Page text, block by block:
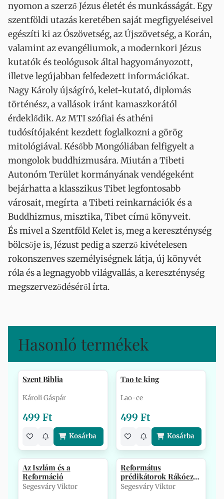
nyomon a szerző Jézus életét és munkásságát. Egy
szentföldi utazás keretében saját megfigyeléseivel
egészíti ki az Ószövetség, az Újszövetség, a Korán,
valamint az evangéliumok, a modernkori Jézus
kutatók és teológusok által hagyományozott,
illetve legújabban felfedezett információkat.
Nagy Károly újságíró, kelet-kutató, diplomás
történész, a vallások iránt kamaszkorától
érdeklődik. Az MTI szófiai és athéni
tudósítójaként kezdett foglalkozni a görög
mitológiával. Később Mongóliában felfigyelt a
mongolok buddhizmusára. Miután a Tibeti
Autonóm Terület kormányának vendégeként
bejárhatta a klasszikus Tibet legfontosabb
városait, megírta a Tibeti reinkarnációk és a
Buddhizmus, misztika, Tibet című könyveit.
És mivel a Szentföld Kelet is, meg a kereszténység
bölcsője is, Jézust pedig a szerző kivételesen
rokonszenves személyiségnek látja, új könyvét
róla és a legnagyobb világvallás, a kereszténység
megszerveződéséről írta.
Hasonló termékek
Szent Biblia
Károli Gáspár
499 Ft
Kosárba
Tao te king
Lao-ce
499 Ft
Kosárba
Az Iszlám és a
Reformáció
Segesváry Viktor
Református
prédikátorok Rákóczi
Ferenc szabadságh…
Segesváry Viktor